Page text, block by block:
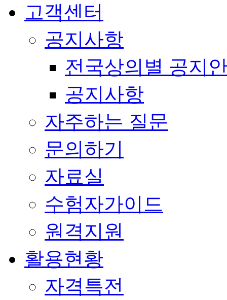
고객센터
공지사항
전국상의별 공지
공지사항
자주하는 질문
문의하기
자료실
수험자가이드
원격지원
활용현황
자격특전